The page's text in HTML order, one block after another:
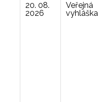
20. 08.
2026
Veřejná
vyhláška